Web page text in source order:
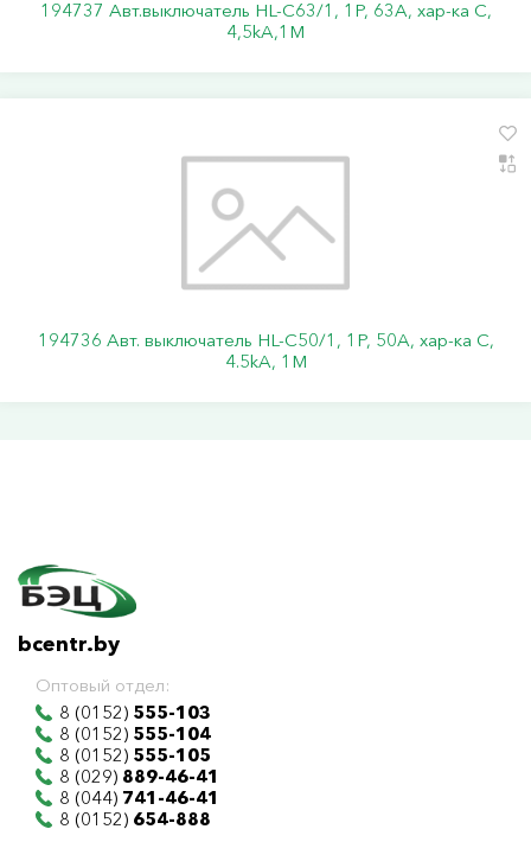
194737 Авт.выключатель HL-C63/1, 1Р, 63А, хар-ка С,
4,5kA,1M
194736 Авт. выключатель HL-C50/1, 1P, 50A, хар-ка C,
4.5kA, 1M
bcentr.by
Оптовый отдел:
8 (0152) 555-103
8 (0152) 555-104
8 (0152) 555-105
8 (029) 889-46-41
8 (044) 741-46-41
8 (0152) 654-888